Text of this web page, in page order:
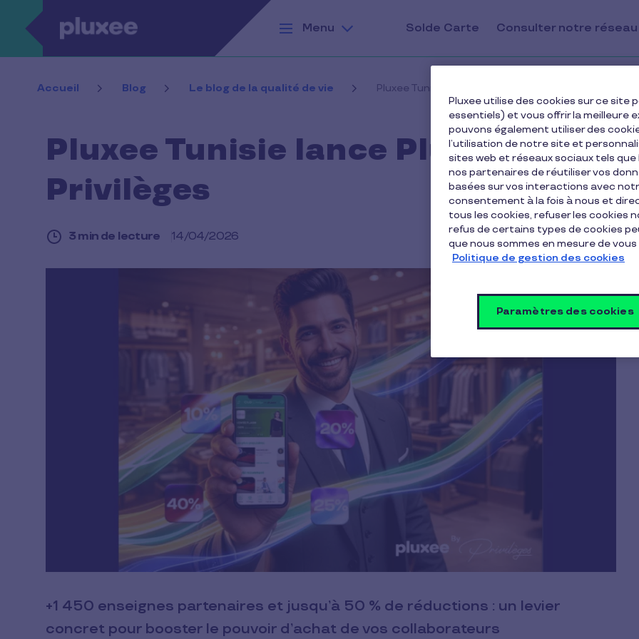
Aller au contenu principal
Menu
Solde Carte Consulter notre réseau
Accueil Blog Le blog de la qualité de vie Pluxee Tunisie lance Pluxee by Privilèges
Pluxee Tunisie lance Pluxee by
Privilèges
3 min de lecture 14/04/2026
+1 450 enseignes partenaires et jusqu’à 50 % de réductions : un levier
concret pour booster le pouvoir d’achat de vos collaborateurs
Pluxee utilise des cookies sur ce site
essentiels) et vous offrir la meilleure
pouvons également utiliser des
l’utilisation de notre site et
sites web et réseaux sociaux tels
nos partenaires de réutiliser vos
basées sur vos interactions avec
consentement à la fois à nous et
tous les cookies, refuser les cookies
refus de certains types de cookies
que nous sommes en mesure de
Politique de gestion des cookies
Paramètres des cookies